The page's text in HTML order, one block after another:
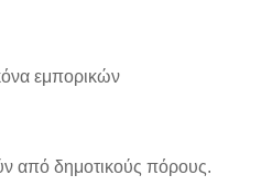
εμπορικών
από δημοτικούς πόρους.